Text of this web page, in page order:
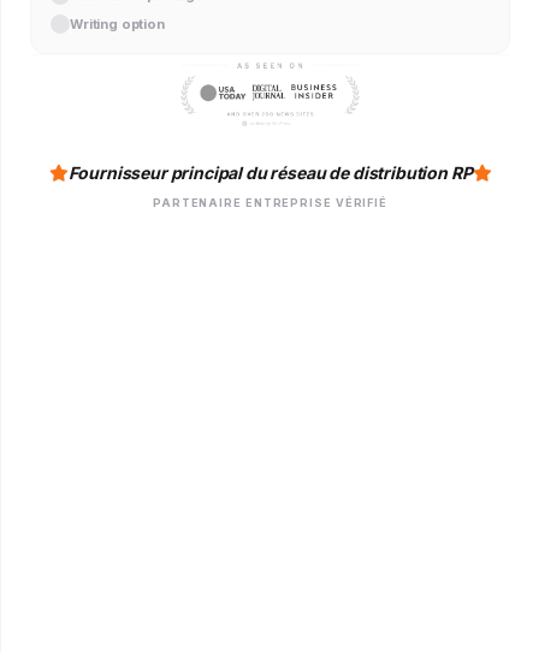
Writing option
Fournisseur principal du réseau de distribution RP
PARTENAIRE ENTREPRISE VÉRIFIÉ